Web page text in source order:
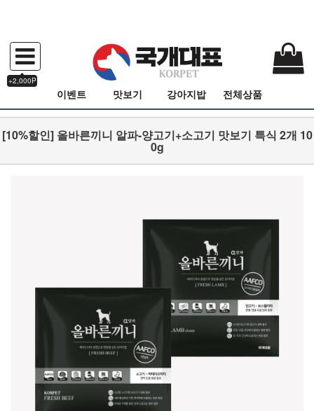
+2,000P
이벤트 맛보기 강아지밥 전체상품
[10%할인] 올바른끼니 알파-양고기+소고기 맛보기 특식 2개 10
0g